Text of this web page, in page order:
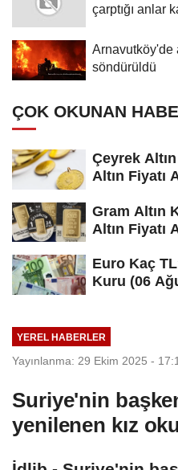
çarptığı anlar
Arnavutköy'de
söndürüldü
ÇOK OKUNAN
Çeyrek
Altın Fiyatı
Gram Altın
Altın Fiyatı
Euro Kaç
Kuru (06
YEREL HABERLER
Yayınlanma: 29 Ekim 2025 -
Suriye'nin
yenilenen kız